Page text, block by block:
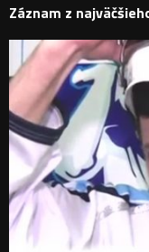
Záznam z